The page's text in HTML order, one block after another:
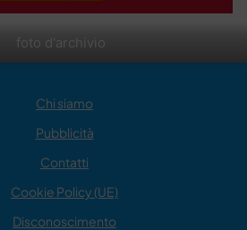
foto d'archivio
Chi siamo
Pubblicità
Contatti
Cookie Policy (UE)
Disconoscimento